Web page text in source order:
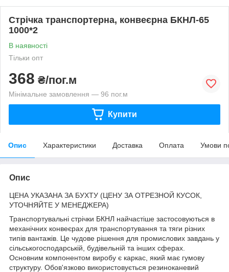
Стрічка транспортерна, конвеєрна БКНЛ-65
1000*2
В наявності
Тільки опт
368 ₴/пог.м
Мінімальне замовлення — 96 пог.м
Купити
Опис Характеристики Доставка Оплата Умови
Опис
ЦЕНА УКАЗАНА ЗА БУХТУ (ЦЕНУ ЗА ОТРЕЗНОЙ КУСОК,
УТОЧНЯЙТЕ У МЕНЕДЖЕРА)
Транспортувальні стрічки БКНЛ найчастіше застосовуються в
механічних конвеєрах для транспортування та тяги різних
типів вантажів. Це чудове рішення для промислових завдань у
сільськогосподарській, будівельній та інших сферах.
Основним компонентом виробу є каркас, який має гумову
структуру. Обов'язково використовується резиноканевий